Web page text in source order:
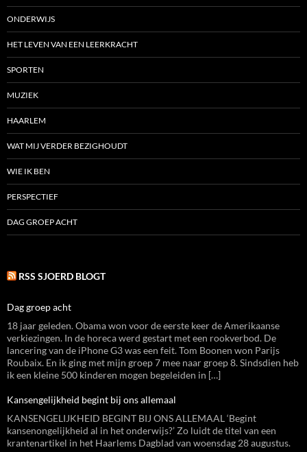
ONDERWIJS
HET LEVEN VAN EEN LEERKRACHT
SPORTEN
MUZIEK
HAARLEM
WAT MIJ VERDER BEZIGHOUDT
WIE IK BEN
PERSPECTIEF
DAG GROEP ACHT
RSS SJOERD BLOGT
Dag groep acht
18 jaar geleden. Obama won voor de eerste keer de Amerikaanse
verkiezingen. In de horeca werd gestart met een rookverbod. De
lancering van de iPhone G3 was een feit. Tom Boonen won Parijs
Roubaix. En ik ging met mijn groep 7 mee naar groep 8. Sindsdien heb
ik een kleine 500 kinderen mogen begeleiden in […]
Kansengelijkheid begint bij ons allemaal
KANSENGELIJKHEID BEGINT BIJ ONS ALLEMAAL ‘Begint
kansenongelijkheid al in het onderwijs?’ Zo luidt de titel van een
krantenartikel in het Haarlems Dagblad van woensdag 28 augustus.